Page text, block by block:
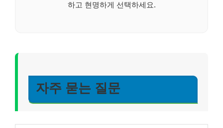
하고 현명하게 선택하세요.
자주 묻는 질문